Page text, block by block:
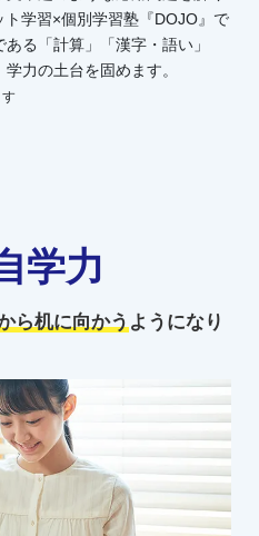
学習×個別学習塾『DOJO』で
る「計算」「漢字・語い」
力の土台を固めます。
学力
ら机に向かうようになり